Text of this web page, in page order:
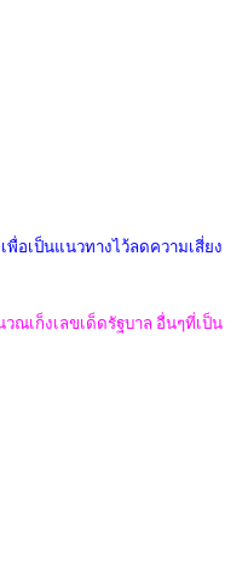
อเป็นแนวทางไว้ลดความเสี่ยง
ณเก็งเลขเด็ดรัฐบาล อื่นๆที่เป็น